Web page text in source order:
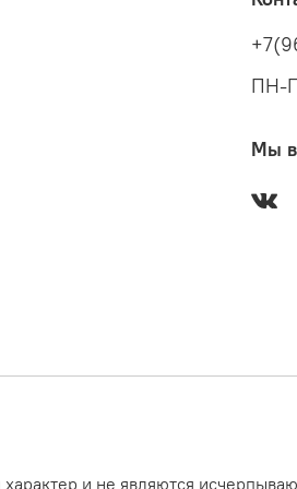
ПН-
Мы
и не являются